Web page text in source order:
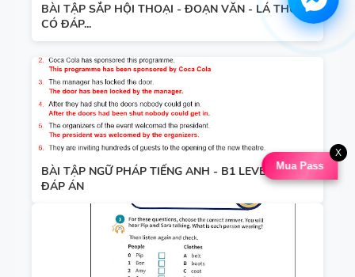
BÀI TẬP SẮP HỘI THOẠI - ĐOẠN VĂN - LÁ THƯ -
CÓ ĐÁP...
BÀI TẬP NGỮ PHÁP TIẾNG ANH - B1 LEVEL - CÓ
ĐÁP ÁN
Mua Pass
X